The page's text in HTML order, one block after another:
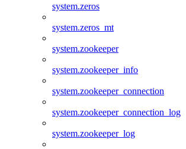
system.zeros
system.zeros_mt
system.zookeeper
system.zookeeper_info
system.zookeeper_connection
system.zookeeper_connection_log
system.zookeeper_log